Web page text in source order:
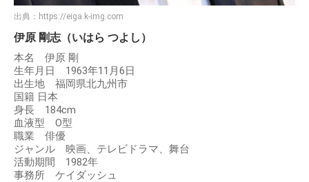
出典： https://eiga.k-img.com
伊原 剛志（いはら つよし）
本名 伊原 剛
生年月日 1963年11月6日
出生地 福岡県北九州市
国籍 日本
身長 184cm
血液型 O型
職業 俳優
ジャンル 映画、テレビドラマ、舞台
活動期間 1982年
事務所 ケイダッシュ